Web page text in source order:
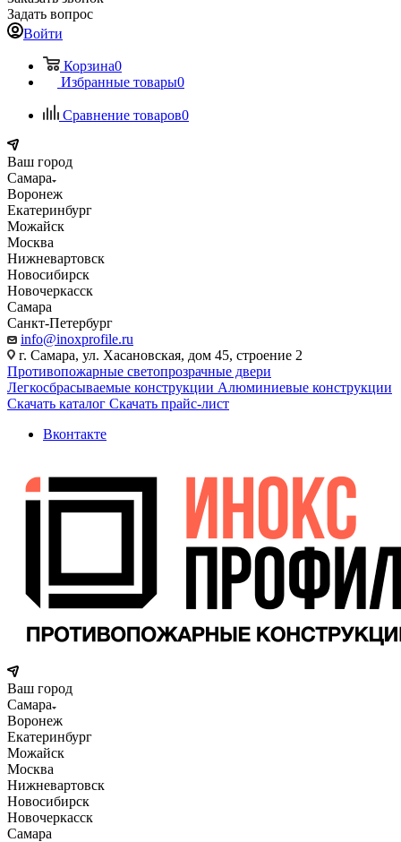
Задать вопрос
Войти
Корзина0
Избранные товары0
Сравнение товаров0
Ваш город
Самара
Воронеж
Екатеринбург
Можайск
Москва
Нижневартовск
Новосибирск
Новочеркасск
Самара
Санкт-Петербург
info@inoxprofile.ru
г. Самара, ул. Хасановская, дом 45, строение 2
Противопожарные светопрозрачные двери
Легкосбрасываемые конструкции Алюминиевые конструкции
Скачать каталог Скачать прайс-лист
Вконтакте
Ваш город
Самара
Воронеж
Екатеринбург
Можайск
Москва
Нижневартовск
Новосибирск
Новочеркасск
Самара